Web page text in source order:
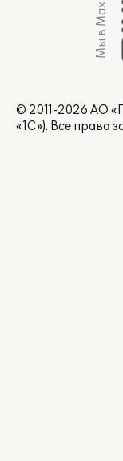
Мы в Max
© 2011-2026 АО
«1С»). Все права